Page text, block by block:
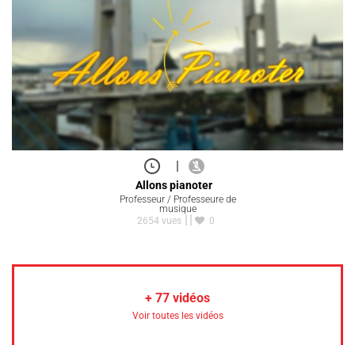
|
Allons pianoter
Professeur / Professeure de
musique
2654 vues
0
+ 77 vidéos
Voir toutes les vidéos